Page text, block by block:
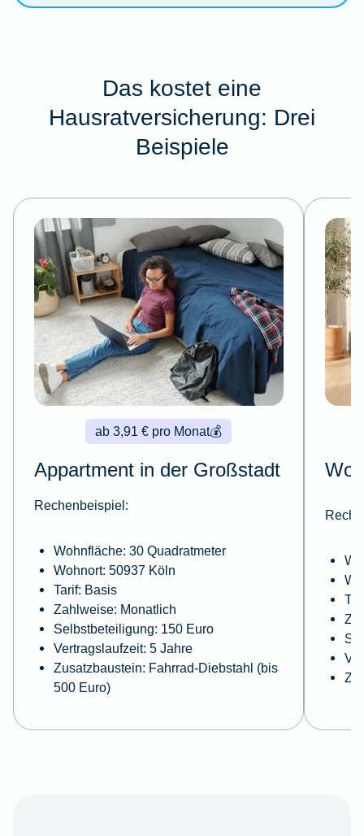
Das kostet eine
Hausratversicherung: Drei
Beispiele
💰
ab 3,91 € pro Monat
Appartment in der Großstadt
Rechenbeispiel:
Wohnfläche: 30 Quadratmeter
Wohnort: 50937 Köln
Tarif: Basis
Zahlweise: Monatlich
Selbstbeteiligung: 150 Euro
Vertragslaufzeit: 5 Jahre
Zusatzbaustein: Fahrrad-Diebstahl (bis
500 Euro)